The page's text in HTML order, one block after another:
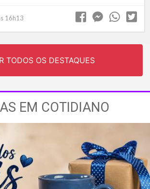
16h13
TODOS OS DESTAQUES
EM COTIDIANO